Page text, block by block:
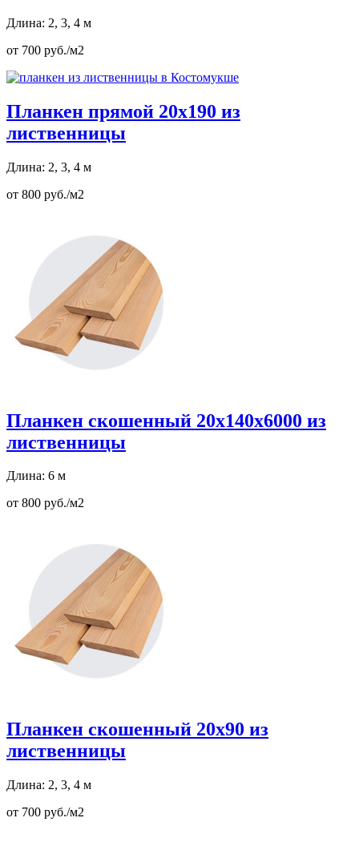
Длина: 2, 3, 4 м
от 700 руб./м2
Планкен прямой 20х190 из
лиственницы
Длина: 2, 3, 4 м
от 800 руб./м2
Планкен скошенный 20х140х6000 из
лиственницы
Длина: 6 м
от 800 руб./м2
Планкен скошенный 20х90 из
лиственницы
Длина: 2, 3, 4 м
от 700 руб./м2